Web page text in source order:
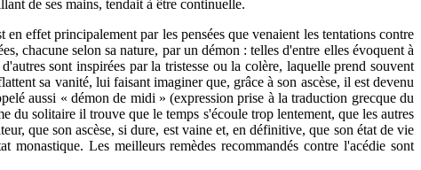
de ses mains, tendait à être continuelle.
effet principalement par les pensées que venaient les tentations contre
chacune selon sa nature, par un démon : telles d'entre elles évoquent à
sont inspirées par la tristesse ou la colère, laquelle prend souvent
sa vanité, lui faisant imaginer que, grâce à son ascèse, il est devenu
aussi « démon de midi » (expression prise à la traduction grecque du
solitaire il trouve que le temps s'écoule trop lentement, que les autres
que son ascèse, si dure, est vaine et, en définitive, que son état de vie
Les meilleurs remèdes recommandés contre l'acédie sont